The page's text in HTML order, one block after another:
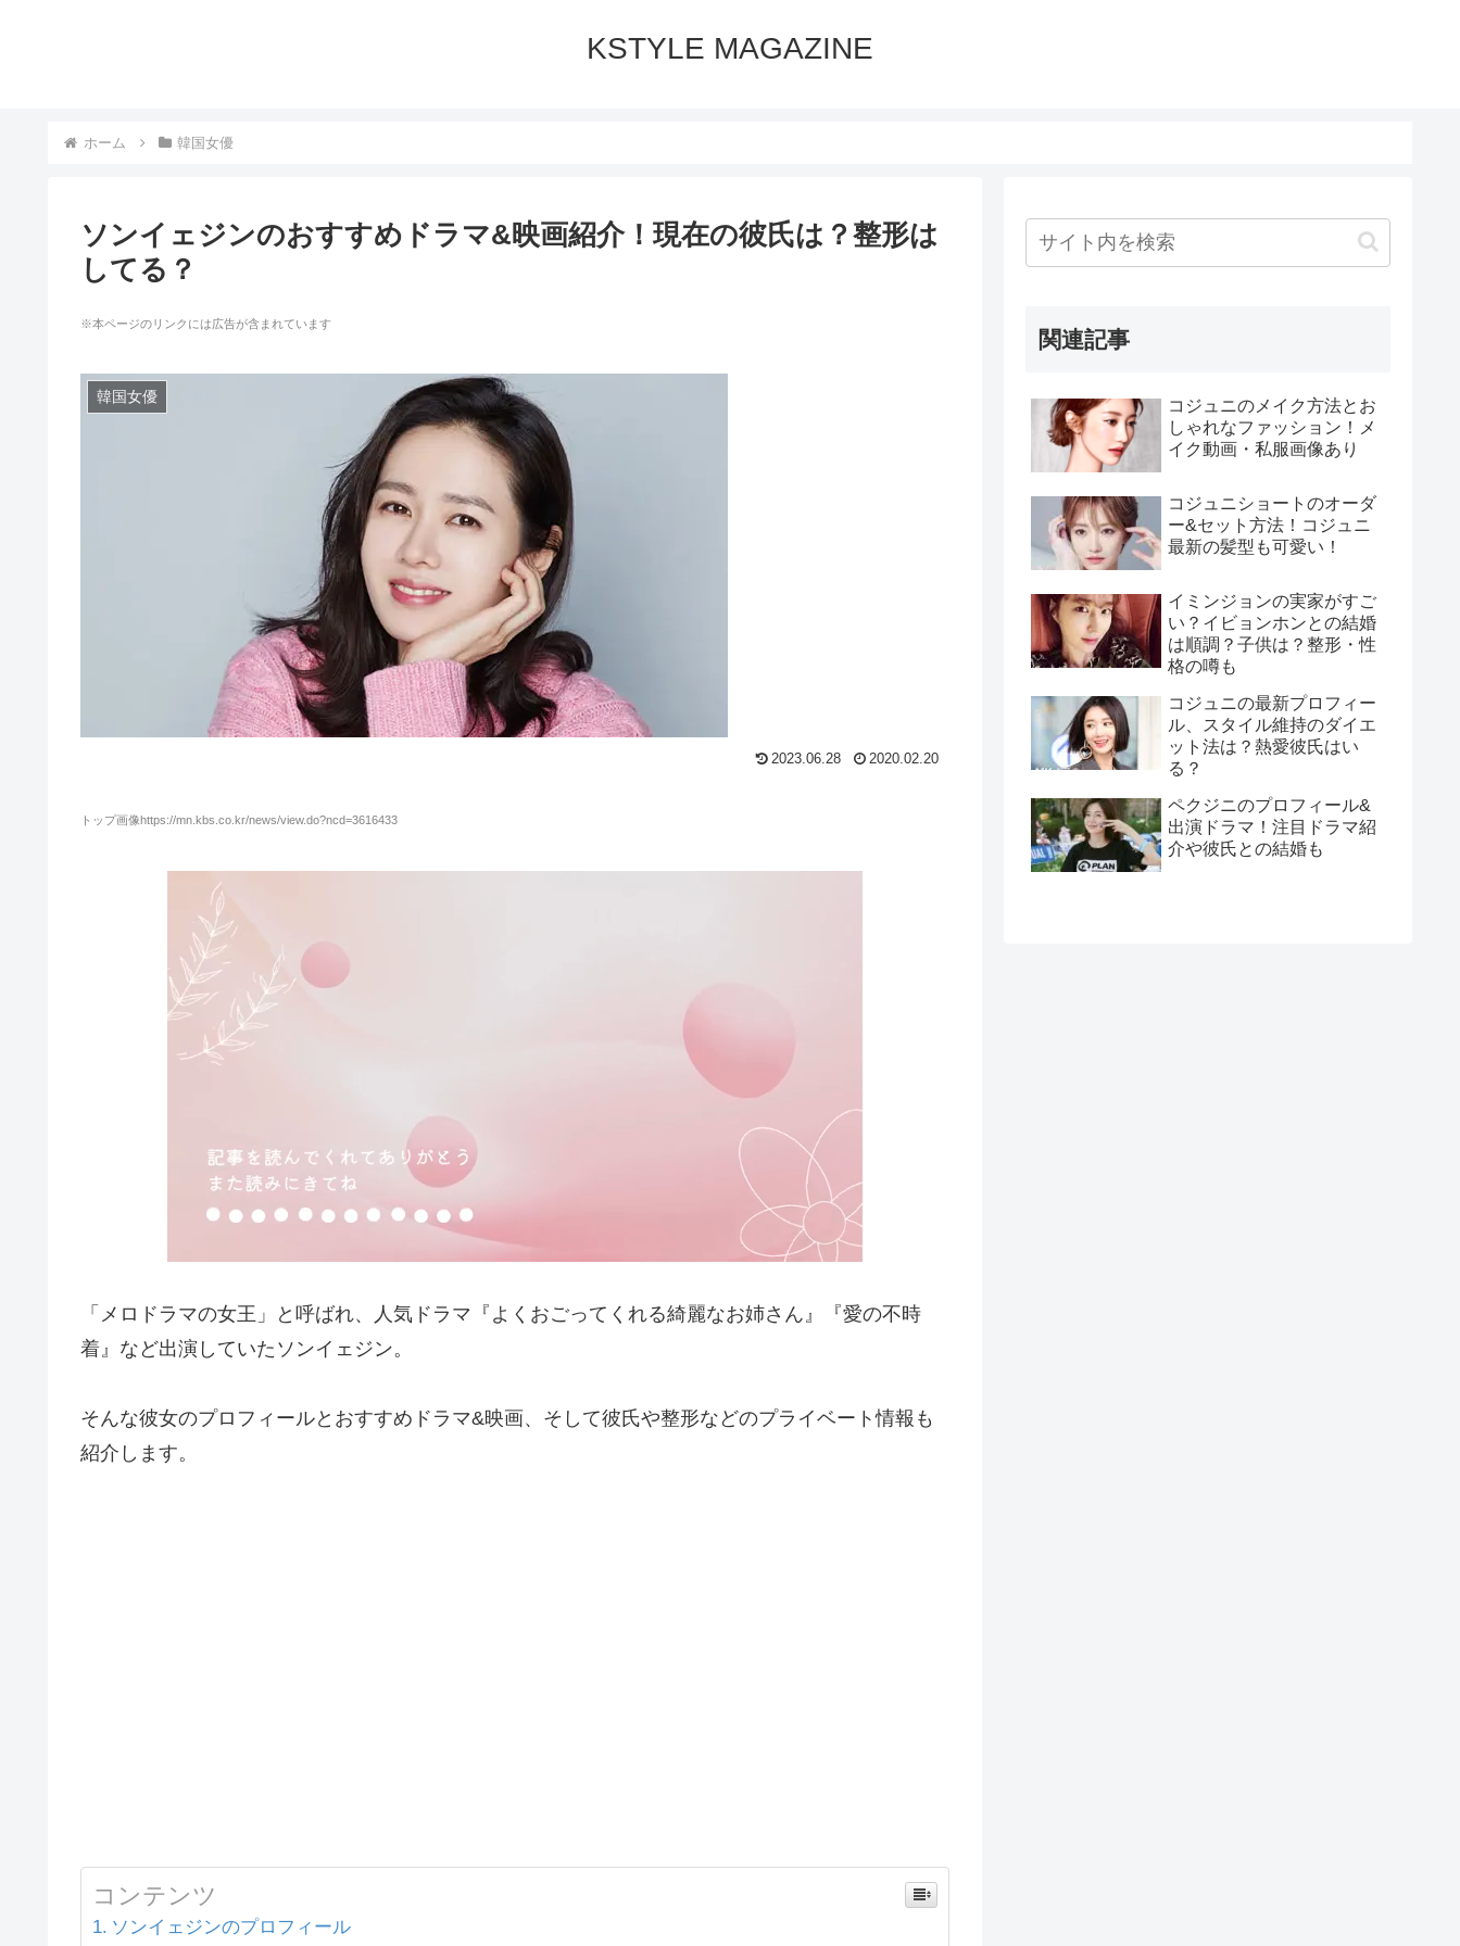
KSTYLE MAGAZINE
ホーム 韓国女優
ソンイェジンのおすすめドラマ&映画紹介！現在の彼氏は？整形は
してる？
※本ページのリンクには広告が含まれています
韓国女優
2023.06.28 2020.02.20
トップ画像https://mn.kbs.co.kr/news/view.do?ncd=3616433
「メロドラマの女王」と呼ばれ、人気ドラマ『よくおごってくれる綺麗なお姉さん』『愛の不時
着』など出演していたソンイェジン。
そんな彼女のプロフィールとおすすめドラマ&映画、そして彼氏や整形などのプライベート情報も
紹介します。
コンテンツ
ソンイェジンのプロフィール
関連記事
コジュニのメイク方法とお
しゃれなファッション！メ
イク動画・私服画像あり
コジュニショートのオーダ
ー&セット方法！コジュニ
最新の髪型も可愛い！
イミンジョンの実家がすご
い？イビョンホンとの結婚
は順調？子供は？整形・性
格の噂も
コジュニの最新プロフィー
ル、スタイル維持のダイエ
ット法は？熱愛彼氏はい
る？
ペクジニのプロフィール&
出演ドラマ！注目ドラマ紹
介や彼氏との結婚も